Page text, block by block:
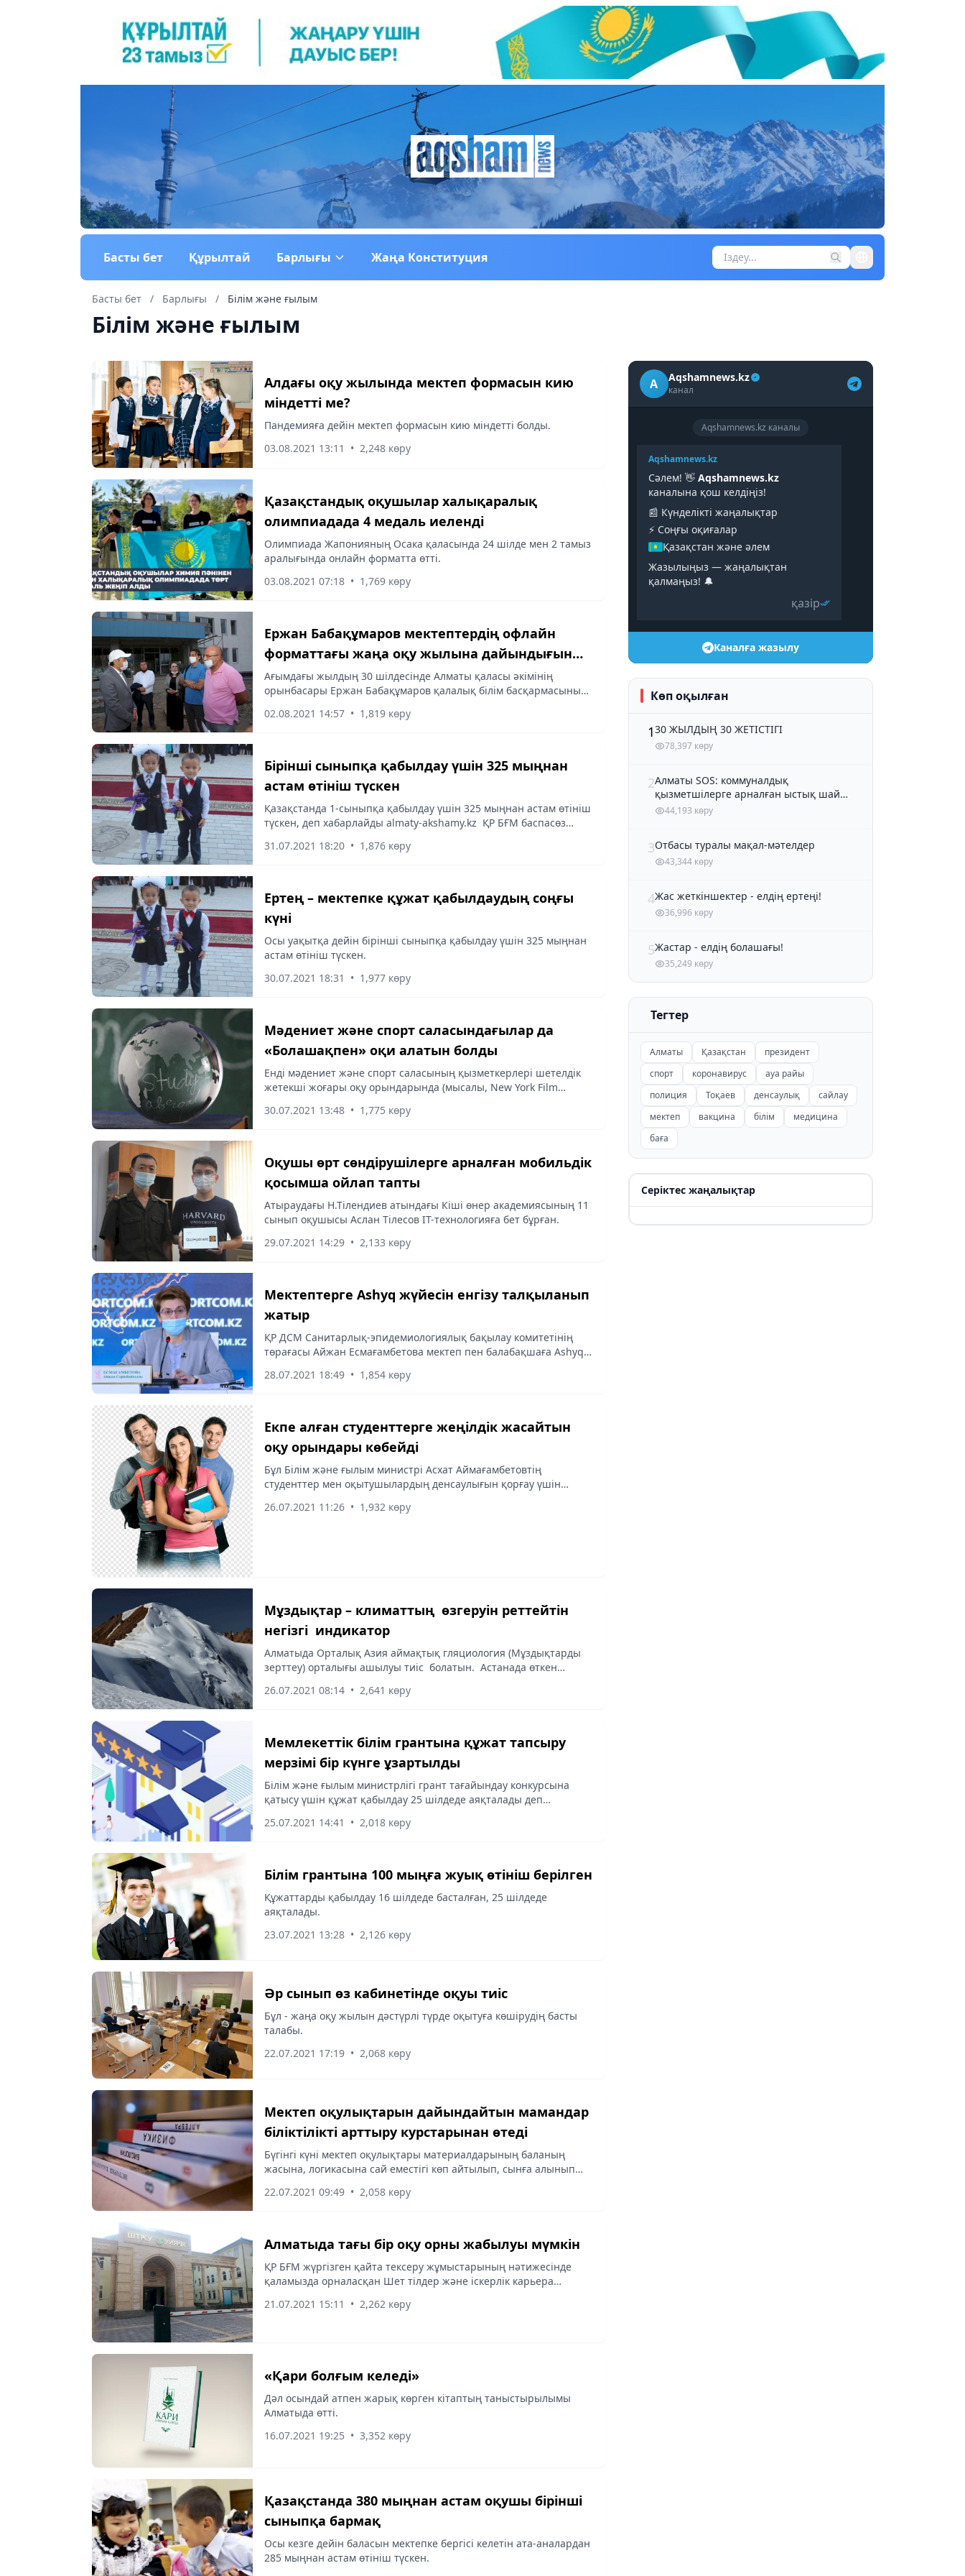
Басты бет Құрылтай Барлығы Жаңа Конституция
Басты бет / Барлығы / Білім және ғылым
Білім және ғылым
Алдағы оқу жылында мектеп формасын кию
міндетті ме?
Пандемияға дейін мектеп формасын кию міндетті болды.
03.08.2021 13:11
• 2,248 көру
Қазақстандық оқушылар халықаралық
олимпиадада 4 медаль иеленді
Олимпиада Жапонияның Осака қаласында 24 шілде мен 2 тамыз
аралығында онлайн форматта өтті.
03.08.2021 07:18 • 1,769 көру
Ержан Бабақұмаров мектептердің офлайн
форматтағы жаңа оқу жылына дайындығын
тексерді
Ағымдағы жылдың 30 шілдесінде Алматы қаласы әкімінің
орынбасары Ержан Бабақұмаров қалалық білім басқармасының
барысында білім беру инфрақұрылымының...
02.08.2021 14:57 • 1,819 көру
Бірінші сыныпқа қабылдау үшін 325 мыңнан
астам өтініш түскен
Қазақстанда 1-сыныпқа қабылдау үшін 325 мыңнан астам өтініш
түскен, деп хабарлайды almaty-akshamy.kz ҚР БҒМ баспасөз
31.07.2021 18:20 • 1,876 көру
Ертең – мектепке құжат қабылдаудың соңғы
күні
Осы уақытқа дейін бірінші сыныпқа қабылдау үшін 325 мыңнан
астам өтініш түскен.
30.07.2021 18:31
• 1,977 көру
Мәдениет және спорт саласындағылар да
«Болашақпен» оқи алатын болды
Енді мәдениет және спорт саласының қызметкерлері шетелдік
жетекші жоғары оқу орындарында (мысалы, New York Film
және т.б.)...
30.07.2021 13:48 • 1,775 көру
Оқушы өрт сөндірушілерге арналған мобильдік
қосымша ойлап тапты
Атыраудағы Н.Тілендиев атындағы Кіші өнер академиясының 11
сынып оқушысы Аслан Тілесов IT-технологияға бет бұрған.
29.07.2021 14:29 • 2,133 көру
Мектептерге Ashyq жүйесін енгізу талқыланып
жатыр
ҚР ДСМ Санитарлық-эпидемиологиялық бақылау комитетінің
төрағасы Айжан Есмағамбетова мектеп пен балабақшаға Ashyq
almaty-akshamy.kz...
28.07.2021 18:49 • 1,854 көру
Екпе алған студенттерге жеңілдік жасайтын
оқу орындары көбейді
Бұл Білім және ғылым министрі Асхат Аймағамбетовтің
студенттер мен оқытушылардың денсаулығын қорғау үшін
26.07.2021 11:26 • 1,932 көру
Мұздықтар – климаттың өзгеруін реттейтін
негізгі индикатор
Алматыда Орталық Азия аймақтық гляциология (Мұздықтарды
зерттеу) орталығы ашылуы тиіс болатын. Астанада өткен
комиссияның отырысы аясында...
26.07.2021 08:14 • 2,641 көру
Мемлекеттік білім грантына құжат тапсыру
мерзімі бір күнге ұзартылды
Білім және ғылым министрлігі грант тағайындау конкурсына
қатысу үшін құжат қабылдау 25 шілдеде аяқталады деп
келгендіктен, құжат қабылдауды...
25.07.2021 14:41 • 2,018 көру
Білім грантына 100 мыңға жуық өтініш берілген
Құжаттарды қабылдау 16 шілдеде басталған, 25 шілдеде
аяқталады.
23.07.2021 13:28 • 2,126 көру
Әр сынып өз кабинетінде оқуы тиіс
Бұл - жаңа оқу жылын дәстүрлі түрде оқытуға көшірудің басты
талабы.
22.07.2021 17:19 • 2,068 көру
Мектеп оқулықтарын дайындайтын мамандар
біліктілікті арттыру курстарынан өтеді
Бүгінгі күні мектеп оқулықтары материалдарының баланың
жасына, логикасына сай еместігі көп айтылып, сынға алынып
22.07.2021 09:49 • 2,058 көру
Алматыда тағы бір оқу орны жабылуы мүмкін
ҚР БҒМ жүргізген қайта тексеру жұмыстарының нәтижесінде
қаламызда орналасқан Шет тілдер және іскерлік карьера
21.07.2021 15:11 • 2,262 көру
«Қари болғым келеді»
Дәл осындай атпен жарық көрген кітаптың таныстырылымы
Алматыда өтті.
16.07.2021 19:25 • 3,352 көру
Қазақстанда 380 мыңнан астам оқушы бірінші
сыныпқа бармақ
Осы кезге дейін баласын мектепке бергісі келетін ата-аналардан
285 мыңнан астам өтініш түскен.
A Aqshamnews.kz
канал
Aqshamnews.kz каналы
Aqshamnews.kz
Сәлем! 👋 Aqshamnews.kz
каналына қош келдіңіз!
📰 Күнделікті жаңалықтар
⚡️ Соңғы оқиғалар
Қазақстан және әлем
Жазылыңыз — жаңалықтан
қалмаңыз! 🔔
қазір
Каналға жазылу
Көп оқылған
130 ЖЫЛДЫҢ 30 ЖЕТІСТІГІ
78,397 көру
2Алматы SOS: коммуналдық
қызметшілерге арналған ыстық шай
және кондитер өнімдері
44,193 көру
3Отбасы туралы мақал-мәтелдер
43,344 көру
4Жас жеткіншектер - елдің ертеңі!
36,996 көру
5Жастар - елдің болашағы!
35,249 көру
Тегтер
Алматы Қазақстан
президент
спорт
коронавирус
ауа райы
полиция
Тоқаев денсаулық
сайлау
мектеп
вакцина білім
медицина
баға
Серіктес жаңалықтар